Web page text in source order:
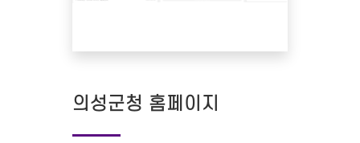
의성군청 홈페이지